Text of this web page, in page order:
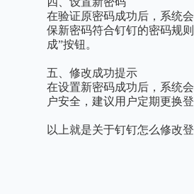
在验证原密码成功后，系统
保新密码符合钉钉的密码规
成”按钮。
五、修改成功提示
在设置新密码成功后，系统
户安全，建议用户定期更换
以上就是关于钉钉怎么修改